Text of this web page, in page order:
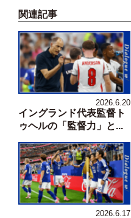
関連記事
2026.6.20
イングランド代表監督ト
ゥヘルの「監督力」と...
2026.6.17